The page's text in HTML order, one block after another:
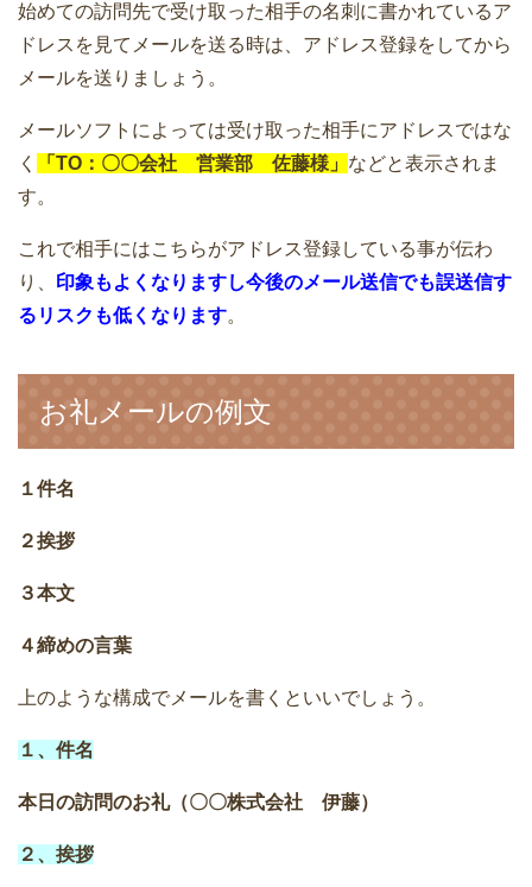
始めての訪問先で受け取った相手の名刺に書かれているア
ドレスを見てメールを送る時は、アドレス登録をしてから
メールを送りましょう。
メールソフトによっては受け取った相手にアドレスではな
く
「TO：〇〇会社 営業部 佐藤様」 などと表示されま
す。
これで相手にはこちらがアドレス登録している事が伝わ
り、 印象もよくなりますし今後のメール送信でも誤送信す
るリスクも低くなります。
お礼メールの例文
１件名
２挨拶
３本文
４締めの言葉
上のような構成でメールを書くといいでしょう。
１、件名
本日の訪問のお礼（〇〇株式会社 伊藤）
２、挨拶